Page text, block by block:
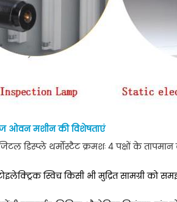
ओवन मशीन की विशेषताएं
डिस्प्ले थर्मोस्टैट क्रमशः 4 पक्षों के
स्विच किसी भी मुद्रित सामग्री